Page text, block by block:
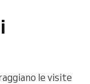
le visite